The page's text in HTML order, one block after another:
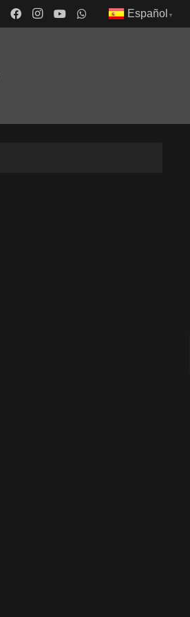
Español ▼